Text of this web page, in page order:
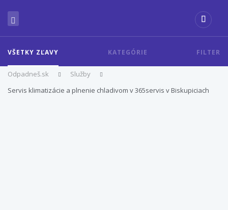
VŠETKY ZĽAVY KATEGÓRIE FILTER
Odpadneš.sk
Služby
Servis klimatizácie a plnenie chladivom v 365servis v Biskupiciach